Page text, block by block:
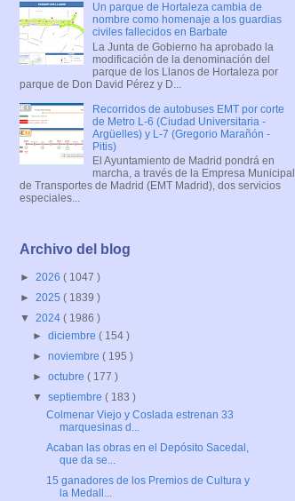
Un parque de Hortaleza cambia de
nombre como homenaje a los guardias
civiles fallecidos en Barbate
La Junta de Gobierno ha aprobado la
modificación de la denominación del
parque de los Llanos de Hortaleza por
parque de Don David Pérez y D...
Recorridos de autobuses EMT por corte
de Metro L-6 (Ciudad Universitaria -
Argüelles) y L-7 (Gregorio Marañón -
Pitis)
El Ayuntamiento de Madrid pondrá en
marcha, a través de la Empresa Municipal
de Transportes de Madrid (EMT Madrid), dos servicios
especiales...
Archivo del blog
► 2026 ( 1047 )
► 2025 ( 1839 )
▼ 2024 ( 1986 )
►diciembre( 154 )
►noviembre( 195 )
►octubre( 177 )
▼septiembre( 183 )
Colmenar Viejo y Coslada estrenan 33
marquesinas d...
Acaban las obras en el Depósito Sacedal,
que da se...
15 ganadores de los Premios de Cultura y
la Medall...